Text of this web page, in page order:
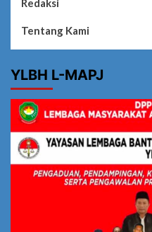
Redaksi
Tentang Kami
YLBH L-MAPJ